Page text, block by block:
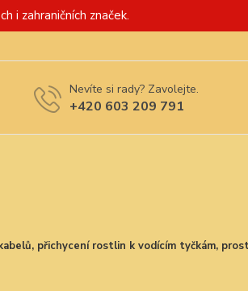
i zahraničních značek.
Nevíte si rady? Zavolejte.
+420 603 209 791
přichycení rostlin k vodícím tyčkám,